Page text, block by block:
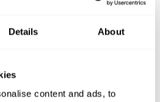
Details About
content and ads, to